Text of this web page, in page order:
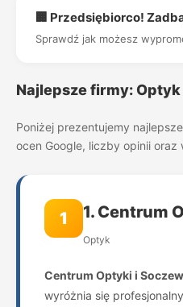
🏢 Przedsiębiorco!
Sprawdź jak możesz
Najlepsze firmy: Optyk
Poniżej prezentujemy
ocen Google, liczby opinii oraz
1 1. Centrum
Optyk
Centrum Optyki i
wyróżnia się